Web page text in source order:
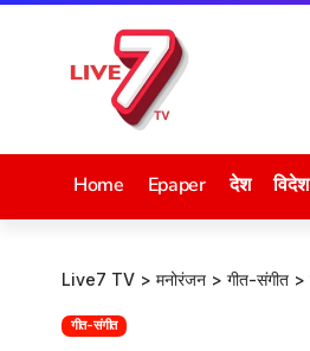
Home Epaper देश विदेश
Live7 TV > मनोरंजन > गीत-संगीत >
गीत-संगीत